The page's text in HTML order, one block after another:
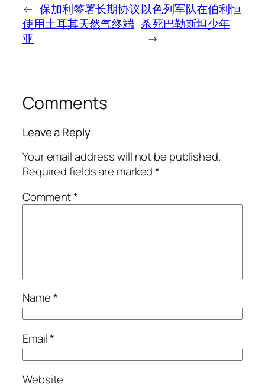
← 保加利签署长期协议
使用土耳其天然气终端
亚
以色列军队在伯利恒
杀死巴勒斯坦少年
→
Comments
Leave a Reply
Your email address will not be published.
Required fields are marked*
Comment*
Name*
Email*
Website